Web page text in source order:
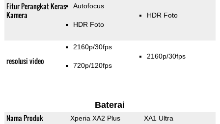
Fitur Perangkat Keras
Kamera
Autofocus
HDR Foto
HDR Foto
resolusi video
2160p/30fps
720p/120fps
2160p/30fps
Baterai
Nama Produk Xperia XA2 Plus XA1 Ultra